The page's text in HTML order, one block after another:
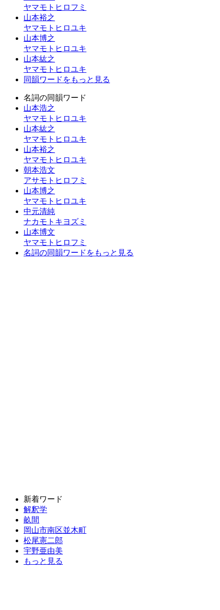
ヤマモトヒロフミ
山本裕之
ヤマモトヒロユキ
山本博之
ヤマモトヒロユキ
山本紘之
ヤマモトヒロユキ
同韻ワードをもっと見る
名詞の同韻ワード
山本浩之
ヤマモトヒロユキ
山本紘之
ヤマモトヒロユキ
山本裕之
ヤマモトヒロユキ
朝本浩文
アサモトヒロフミ
山本博之
ヤマモトヒロユキ
中元清純
ナカモトキヨズミ
山本博文
ヤマモトヒロフミ
名詞の同韻ワードをもっと見る
新着ワード
解釈学
畝間
岡山市南区並木町
松尾憲二郎
宇野亜由美
もっと見る